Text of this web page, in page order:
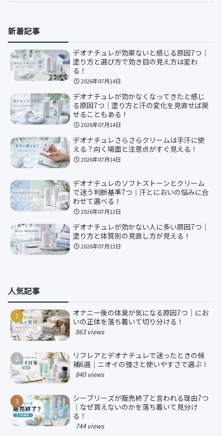
新着記事
デオナチュレが効果ないと感じる原因7つ｜
塗り方と選び方で効き目の見え方は変わ
る！
2026年07月14日
デオナチュレが効かなくなってきたと感じ
る原因7つ｜塗り方と汗の変化を見直せば戻
せることもある！
2026年07月14日
デオナチュレさらさらクリームは手汗に使
える？向く場面と注意点がすぐ見える！
2026年07月14日
デオナチュレのソフトストーンとクリーム
で迷う判断基準7つ｜汗とにおいの悩みに合
わせて選べる！
2026年07月13日
デオナチュレが効かない人に多い原因7つ｜
塗り方と体質別の見直し方が見える！
2026年07月13日
人気記事
オナニー後の体臭が気になる原因7つ｜にお
いの正体を落ち着いて切り分ける！
863 views
リフレアとデオナチュレで迷ったときの候
補6選｜ニオイの強さと使いやすさで選ぶ！
840 views
シーブリーズが販売終了と言われる理由7つ
｜なぜ買えないのかを落ち着いて見分け
る！
744 views